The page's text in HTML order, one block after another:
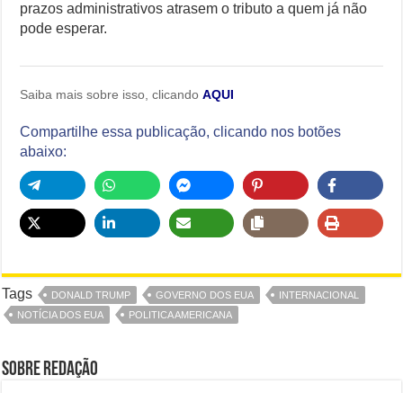
prazos administrativos atrasem o tributo a quem já não
pode esperar.
Saiba mais sobre isso, clicandoAQUI
Compartilhe essa publicação, clicando nos botões
abaixo:
Tags DONALD TRUMP GOVERNO DOS EUA
INTERNACIONAL
NOTÍCIA DOS EUA
POLITICA AMERICANA
Sobre Redação